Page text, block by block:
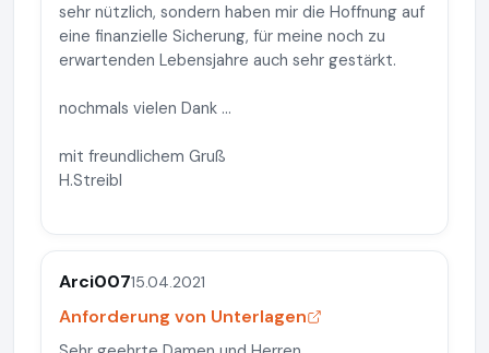
sehr nützlich, sondern haben mir die Hoffnung auf
eine finanzielle Sicherung, für meine noch zu
erwartenden Lebensjahre auch sehr gestärkt.
nochmals vielen Dank ...
mit freundlichem Gruß
H.Streibl
Arci00715.04.2021
Anforderung von Unterlagen